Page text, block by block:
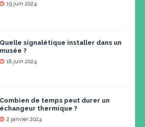
19 juin 2024
Quelle signalétique installer dans un
musée ?
18 juin 2024
Combien de temps peut durer un
échangeur thermique ?
2 janvier 2024